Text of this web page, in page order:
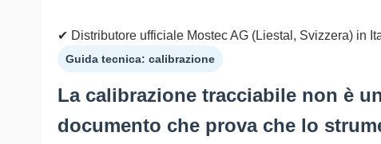
✔ Distributore ufficiale Mostec AG (Liestal, Svizzera) in
Guida tecnica: calibrazione
La calibrazione tracciabile non è
documento che prova che lo